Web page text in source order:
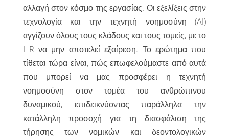
αλλαγή στον κόσμο της εργασίας. Οι εξελίξεις στην
τεχνολογία και την τεχνητή νοημοσύνη (AI)
αγγίζουν όλους τους κλάδους και τους τομείς, με το
HR να μην αποτελεί εξαίρεση. Το ερώτημα που
τίθεται τώρα είναι, πώς επωφελούμαστε από αυτά
που μπορεί να μας προσφέρει η τεχνητή
νοημοσύνη στον τομέα του ανθρώπινου
δυναμικού, επιδεικνύοντας παράλληλα την
κατάλληλη προσοχή για τη διασφάλιση της
τήρησης των νομικών και δεοντολογικών